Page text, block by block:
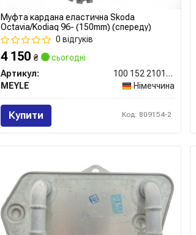
Муфта кардана еластична Skoda
Octavia/Kodiaq 96- (150mm) (спереду)
0 відгуків
4 150₴
сьогодні
Артикул:
100 152 2101/HD
MEYLE
Німеччина
Купити Код: 809154-2